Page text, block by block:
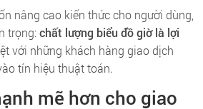
nâng cao kiến thức cho người dùng,
trọng:chất lượng biểu đồ giờ là lợi
với những khách hàng giao dịch
tín hiệu thuật toán.
mẽ hơn cho giao